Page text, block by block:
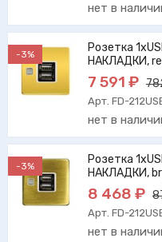
нет в
-3%
Розетка
НАКЛАДКИ,
7 591 ₽
Арт. FD-
нет в
-3%
Розетка
НАКЛАДКИ,
8 468 ₽
Арт. FD-
нет в